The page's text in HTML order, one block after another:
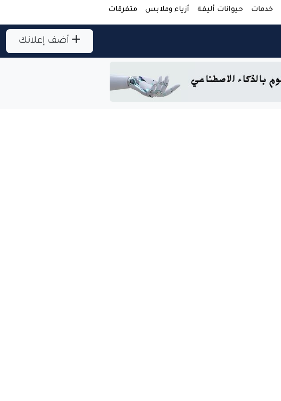
خدمات حيوانات أليفة أزياء وملابس متفرقات
أضف إعلانك